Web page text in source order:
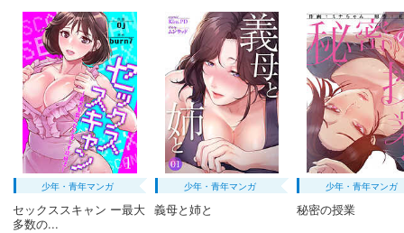
132円 (税込)
完結
カート
試し読み
あらすじを表示する
僕の妻は発達障害 分冊版第45巻
132円 (税込)
完結
カート
試し読み
少年・青年マンガ
セックススキャン ー最大
多数の...
少年・青年マンガ
義母と姉と
少年・青年マンガ
秘密の授業